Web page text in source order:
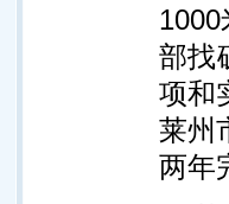
部找
项和
莱州
两年